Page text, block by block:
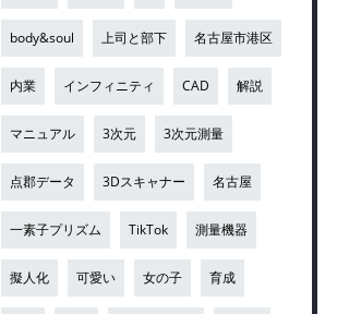
body&soul 上司と部下 名古屋市港区
内業 インフィニティ CAD 解説
マニュアル 3次元 3次元測量
点郡データ 3Dスキャナー 名古屋
一素子プリズム TikTok 測量機器
擬人化 可愛い 女の子 育成